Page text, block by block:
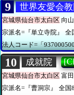
9 世界友愛会教
宮城県仙台市太白区 向
宗派名=『単立寺院』
全
法人コード=「
10 成就院
宮城県仙台市太白区 富
宗派名=『曹洞宗』
全国